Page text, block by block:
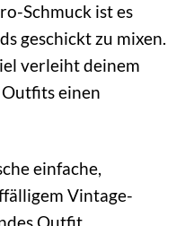
Schmuck ist es
geschickt zu mixen.
verleiht deinem
einen
einfache,
Vintage-